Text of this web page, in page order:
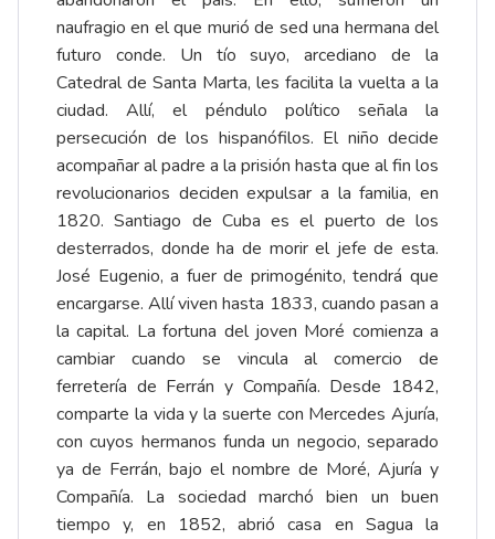
naufragio en el que murió de sed una hermana del
futuro conde. Un tío suyo, arcediano de la
Catedral de Santa Marta, les facilita la vuelta a la
ciudad. Allí, el péndulo político señala la
persecución de los hispanófilos. El niño decide
acompañar al padre a la prisión hasta que al fin los
revolucionarios deciden expulsar a la familia, en
1820. Santiago de Cuba es el puerto de los
desterrados, donde ha de morir el jefe de esta.
José Eugenio, a fuer de primogénito, tendrá que
encargarse. Allí viven hasta 1833, cuando pasan a
la capital. La fortuna del joven Moré comienza a
cambiar cuando se vincula al comercio de
ferretería de Ferrán y Compañía. Desde 1842,
comparte la vida y la suerte con Mercedes Ajuría,
con cuyos hermanos funda un negocio, separado
ya de Ferrán, bajo el nombre de Moré, Ajuría y
Compañía. La sociedad marchó bien un buen
tiempo y, en 1852, abrió casa en Sagua la